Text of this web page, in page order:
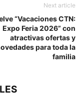
Next article
“Vacaciones CTN:
Expo Feria 2026” con
atractivas ofertas y
para toda la
familia